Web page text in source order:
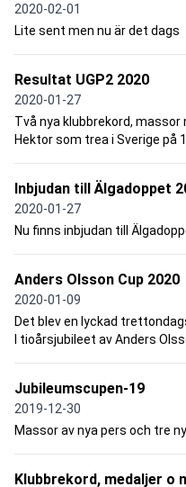
2020-02-01
Lite sent men nu är det dags
Resultat UGP2 2020
2020-01-27
Två nya klubbrekord, massor
Hektor som trea i Sverige på
Inbjudan till Älgadoppet
2020-01-27
Nu finns inbjudan till
Anders Olsson Cup 2020
2020-01-09
Det blev en lyckad
I tioårsjubileet av Anders
Jubileumscupen-19
2019-12-30
Massor av nya pers och tre
Klubbrekord, medaljer o